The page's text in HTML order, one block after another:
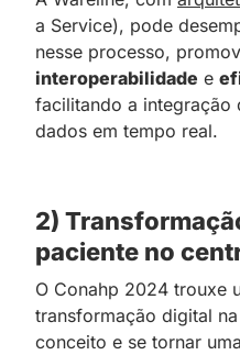
a Service), pode
nesse processo,
interoperabilidade e
facilitando a integração
dados em tempo real.
2)
paciente no
O Conahp 2024 trouxe
transformação digital
conceito e se tornar